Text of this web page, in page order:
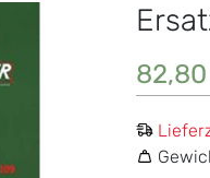
Bildgalerie